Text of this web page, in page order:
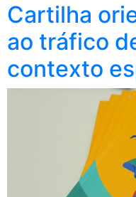
Cartilha
ao tráfico
contexto